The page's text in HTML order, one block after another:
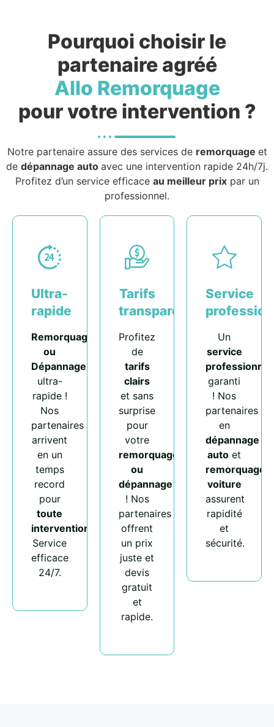
Pourquoi choisir le
partenaire agréé
Allo Remorquage
pour votre intervention ?
Notre partenaire assure des services de remorquage et
de dépannage auto avec une intervention rapide 24h/7j.
Profitez d’un service efficace au meilleur prixpar un
professionnel.
Ultra-
rapide
Remorquage
ou
Dépannage
ultra-
rapide !
Nos
partenaires
arrivent
en un
temps
record
pour
toute
intervention
Service
efficace
24/7.
Tarifs
transparents
Profitez
de
tarifs
clairs
et sans
surprise
pour
votre
remorquage
ou
dépannage
! Nos
partenaires
offrent
un prix
juste et
devis
gratuit
et
rapide.
Service
Un
service
professionnel
garanti
! Nos
partenaires
en
dépannage
auto et
remorquage
voiture
assurent
rapidité
et
sécurité.